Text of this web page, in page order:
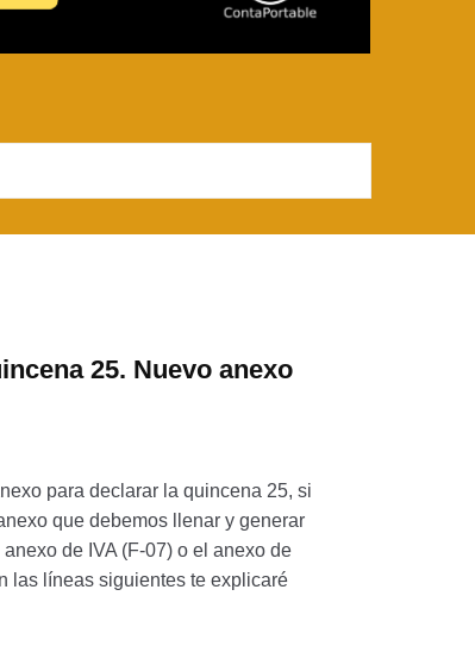
25. Nuevo anexo
para declarar la quincena 25, si
que debemos llenar y generar
de IVA (F-07) o el anexo de
las líneas siguientes te explicaré